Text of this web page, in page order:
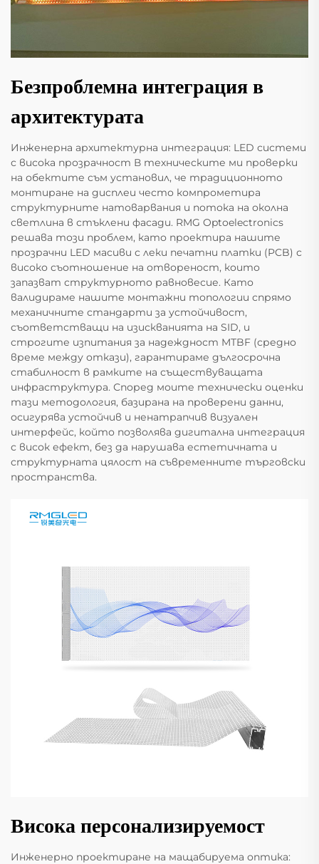
Безпроблемна интеграция в
архитектурата
Инженерна архитектурна интеграция: LED системи
с висока прозрачност В техническите ми проверки
на обектите съм установил, че традиционното
монтиране на дисплеи често компрометира
структурните натоварвания и потока на околна
светлина в стъклени фасади. RMG Optoelectronics
решава този проблем, като проектира нашите
прозрачни LED масиви с леки печатни платки (PCB) с
високо съотношение на отвореност, които
запазват структурното равновесие. Като
валидираме нашите монтажни топологии спрямо
механичните стандарти за устойчивост,
съответстващи на изискванията на SID, и
строгите изпитания за надеждност MTBF (средно
време между откази), гарантираме дългосрочна
стабилност в рамките на съществуващата
инфраструктура. Според моите технически оценки
тази методология, базирана на проверени данни,
осигурява устойчив и ненатрапчив визуален
интерфейс, който позволява дигитална интеграция
с висок ефект, без да нарушава естетичната и
структурната цялост на съвременните търговски
пространства.
Висока персонализируемост
Инженерно проектиране на мащабируема оптика: